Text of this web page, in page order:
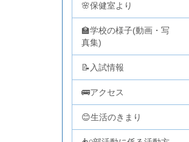
🌸保健室より
🏫学校の様子(動画・写
真集)
📝入試情報
🚌アクセス
😊生活のきまり